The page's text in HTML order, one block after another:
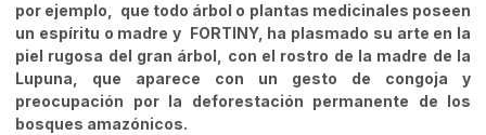
por ejemplo, que todo árbol o plantas medicinales poseen
un espíritu o madre y FORTINY, ha plasmado su arte en la
piel rugosa del gran árbol, con el rostro de la madre de la
Lupuna, que aparece con un gesto de congoja y
preocupación por la deforestación permanente de los
bosques amazónicos.